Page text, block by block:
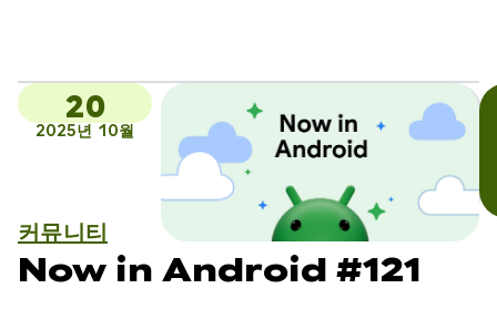
20
2025년 10월
커뮤니티
Now in Android #121